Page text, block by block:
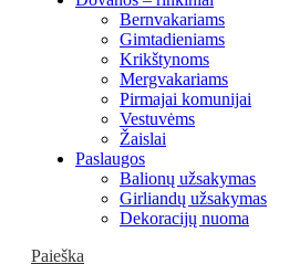
Bernvakariams
Gimtadieniams
Krikštynoms
Mergvakariams
Pirmajai komunijai
Vestuvėms
Žaislai
Paslaugos
Balionų užsakymas
Girliandų užsakymas
Dekoracijų nuoma
Paieška